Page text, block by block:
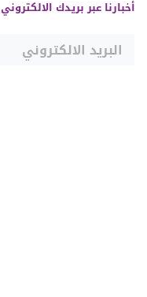
أخبارنا عبر بريدك الالكتروني